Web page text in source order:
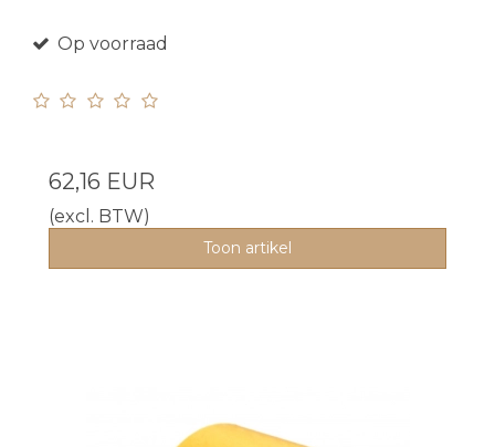
Op voorraad
62,16 EUR
(excl. BTW)
Toon artikel